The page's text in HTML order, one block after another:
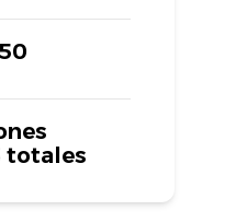
totales